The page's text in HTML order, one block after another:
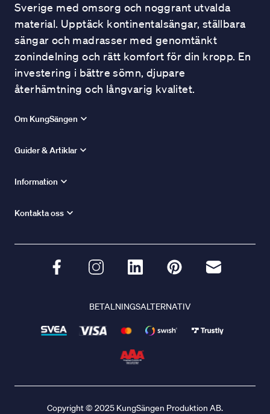
Sverige med omsorg och noggrant utvalda
material. Upptäck kontinentalsängar, ställbara
sängar och madrasser med genomtänkt
zonindelning och rätt komfort för din kropp. En
investering i bättre sömn, djupare
återhämtning och långvarig kvalitet.
Om KungSängen
Guider & Artiklar
Information
Kontakta oss
BETALNINGSALTERNATIV
Copyright © 2025 KungSängen Produktion AB.